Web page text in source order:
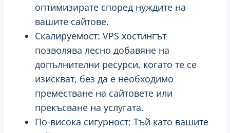
оптимизирате според нуждите на
вашите сайтове.
Скалируемост: VPS хостингът
позволява лесно добавяне на
допълнителни ресурси, когато те се
изискват, без да е необходимо
преместване на сайтовете или
прекъсване на услугата.
По-висока сигурност: Тъй като вашите